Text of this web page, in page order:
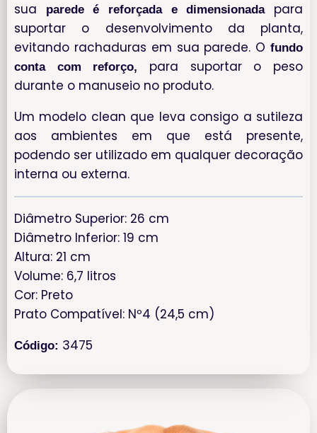
sua
parede é reforçada e dimensionadapara
suportar o desenvolvimento da planta,
evitando rachaduras em sua parede. O fundo
conta com reforço,
para suportar o peso
durante o manuseio no produto.
Um modelo clean que leva consigo a sutileza
aos ambientes em que está presente,
podendo ser utilizado em qualquer decoração
interna ou externa.
Diâmetro Superior: 26 cm
Diâmetro Inferior: 19 cm
Altura: 21 cm
Volume: 6,7 litros
Cor: Preto
Prato Compatível: Nº4 (24,5 cm)
Código: 3475